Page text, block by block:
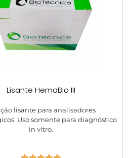
Lisante HemaBio III
lisante para analisadores
Uso somente para diagnóstico
in vitro.